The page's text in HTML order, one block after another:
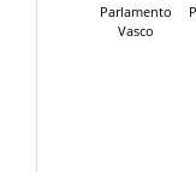
Parlamento
Vasco